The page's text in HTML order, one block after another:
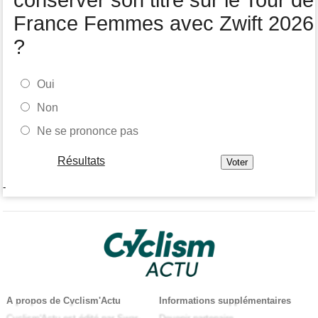
France Femmes avec Zwift 2026
?
Oui
Non
Ne se prononce pas
Résultats
-
A propos de Cyclism'Actu
Informations supplémentaires